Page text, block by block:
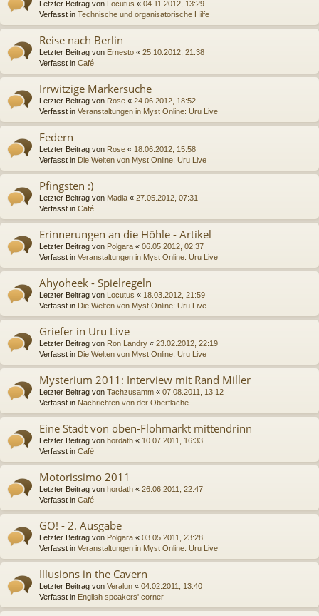
Letzter Beitrag von Locutus « 04.11.2012, 13:29
Verfasst in Technische und organisatorische Hilfe
Reise nach Berlin
Letzter Beitrag von Ernesto « 25.10.2012, 21:38
Verfasst in Café
Irrwitzige Markersuche
Letzter Beitrag von Rose « 24.06.2012, 18:52
Verfasst in Veranstaltungen in Myst Online: Uru Live
Federn
Letzter Beitrag von Rose « 18.06.2012, 15:58
Verfasst in Die Welten von Myst Online: Uru Live
Pfingsten :)
Letzter Beitrag von Madia « 27.05.2012, 07:31
Verfasst in Café
Erinnerungen an die Höhle - Artikel
Letzter Beitrag von Polgara « 06.05.2012, 02:37
Verfasst in Veranstaltungen in Myst Online: Uru Live
Ahyoheek - Spielregeln
Letzter Beitrag von Locutus « 18.03.2012, 21:59
Verfasst in Die Welten von Myst Online: Uru Live
Griefer in Uru Live
Letzter Beitrag von Ron Landry « 23.02.2012, 22:19
Verfasst in Die Welten von Myst Online: Uru Live
Mysterium 2011: Interview mit Rand Miller
Letzter Beitrag von Tachzusamm « 07.08.2011, 13:12
Verfasst in Nachrichten von der Oberfläche
Eine Stadt von oben-Flohmarkt mittendrinn
Letzter Beitrag von hordath « 10.07.2011, 16:33
Verfasst in Café
Motorissimo 2011
Letzter Beitrag von hordath « 26.06.2011, 22:47
Verfasst in Café
GO! - 2. Ausgabe
Letzter Beitrag von Polgara « 03.05.2011, 23:28
Verfasst in Veranstaltungen in Myst Online: Uru Live
Illusions in the Cavern
Letzter Beitrag von Veralun « 04.02.2011, 13:40
Verfasst in English speakers' corner